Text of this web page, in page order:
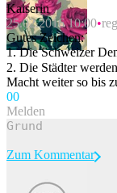
Kaiserin
25.02.2016 10:00
Gutes Zeichen:
1. Die Schweizer
2. Die Städter
Macht weiter so bis
00
Melden
Zum Kommentar